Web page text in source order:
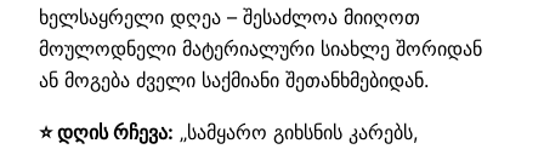
ხელსაყრელი დღეა – შესაძლოა მიიღოთ
მოულოდნელი მატერიალური სიახლე შორიდან
ან მოგება ძველი საქმიანი შეთანხმებიდან.
⭐ დღის რჩევა: „სამყარო გიხსნის კარებს,